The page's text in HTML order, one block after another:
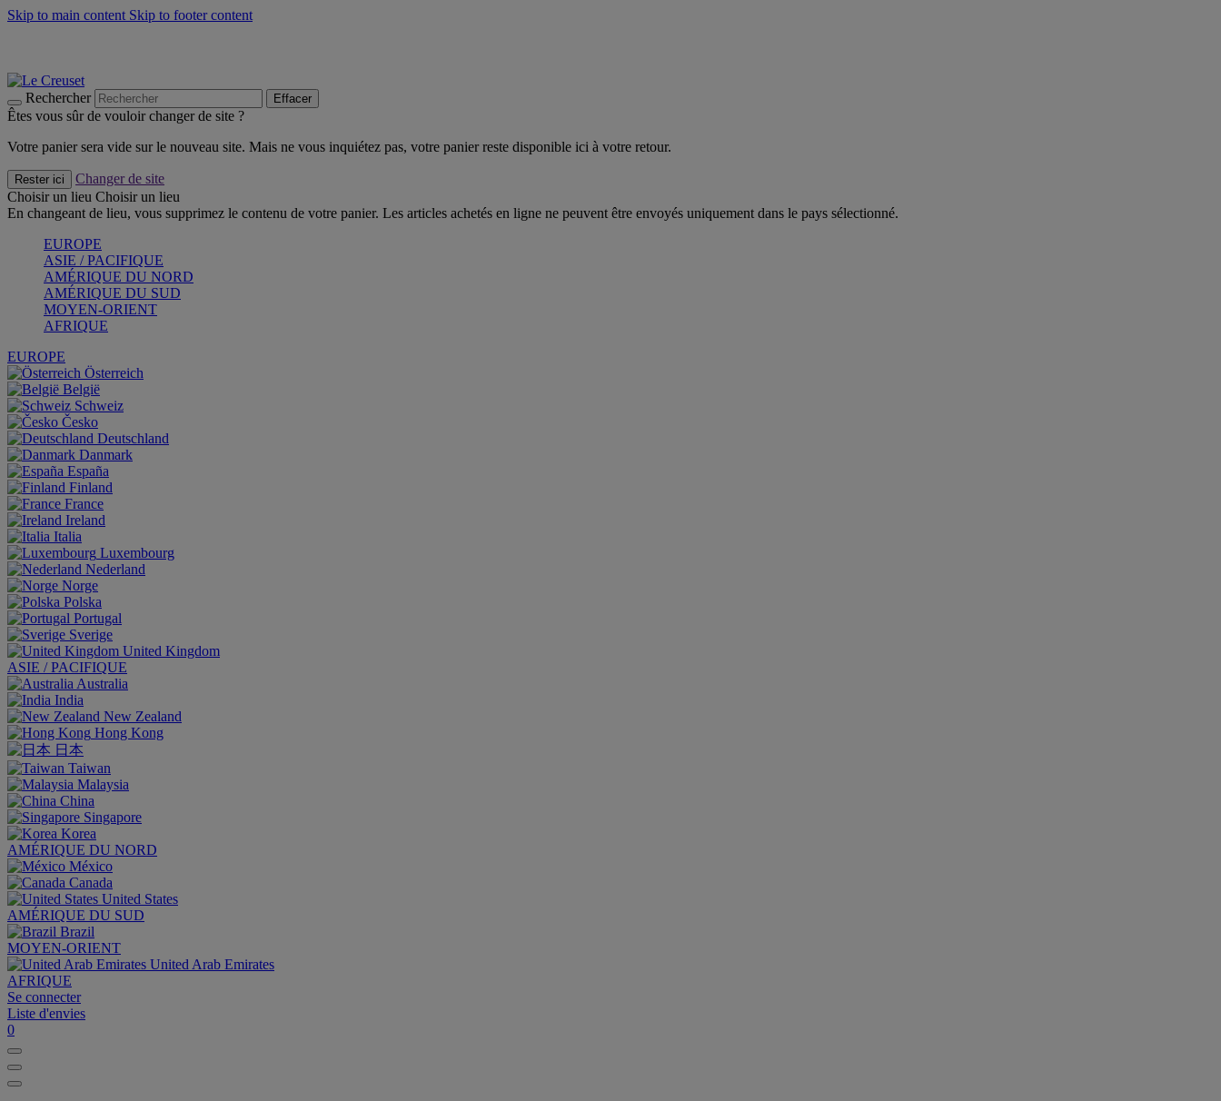
Skip to main content Skip to footer content
Rechercher Effacer
Êtes vous sûr de vouloir changer de site ?
Votre panier sera vide sur le nouveau site. Mais ne vous inquiétez pas, votre panier reste disponible ici à votre retour.
Rester ici
Changer de site
Choisir un lieu Choisir un lieu
En changeant de lieu, vous supprimez le contenu de votre panier. Les articles achetés en ligne ne peuvent être envoyés uniquement dans le pays sélectionné.
EUROPE
ASIE / PACIFIQUE
AMÉRIQUE DU NORD
AMÉRIQUE DU SUD
MOYEN-ORIENT
AFRIQUE
EUROPE
Österreich
België
Schweiz
Česko
Deutschland
Danmark
España
Finland
France
Ireland
Italia
Luxembourg
Nederland
Norge
Polska
Portugal
Sverige
United Kingdom
ASIE / PACIFIQUE
Australia
India
New Zealand
Hong Kong
日本
Taiwan
Malaysia
China
Singapore
Korea
AMÉRIQUE DU NORD
México
Canada
United States
AMÉRIQUE DU SUD
Brazil
MOYEN-ORIENT
United Arab Emirates
AFRIQUE
Se connecter
Liste d'envies
0